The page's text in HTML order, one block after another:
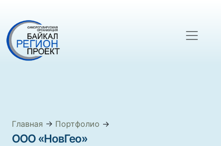
Главная → Портфолио →
ООО «НовГео»